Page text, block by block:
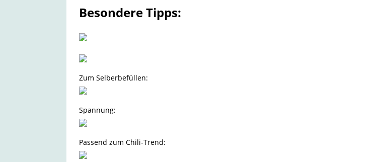
Besondere Tipps:
Zum Selberbefüllen:
Spannung:
Passend zum Chili-Trend: